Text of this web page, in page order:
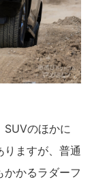
SUVのほかに
ますが、普通
かかるラダーフ